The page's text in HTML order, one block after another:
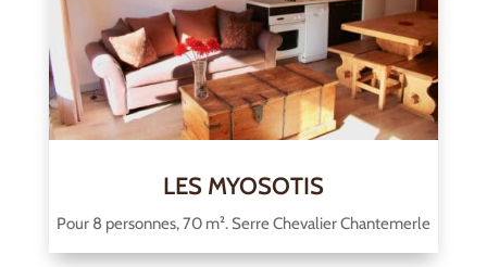
LES MYOSOTIS
Pour 8 personnes, 70 m². Serre Chevalier Chantemerle